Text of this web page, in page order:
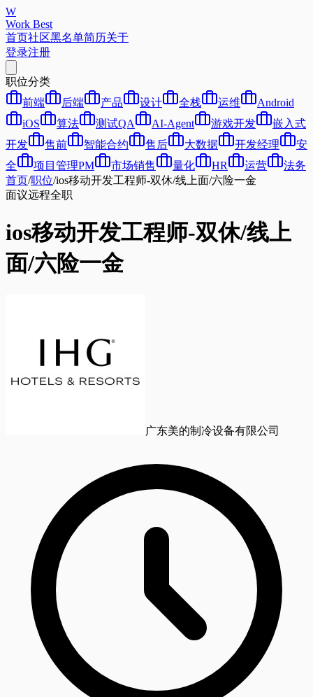
W
Work Best
首页社区黑名单简历关于
登录注册
职位分类
前端
后端 产品 设计 全栈 运维
Android
iOS
算法 测试QA AI-Agent 游戏开发
嵌入式
开发
售前 智能合约 售后 大数据 开发经理
安
全
项目管理PM 市场销售 量化 HR 运营
法务
首页/职位/ios移动开发工程师-双休/线上面/六险一金
面议远程全职
ios移动开发工程师-双休/线上
面/六险一金
广东美的制冷设备有限公司